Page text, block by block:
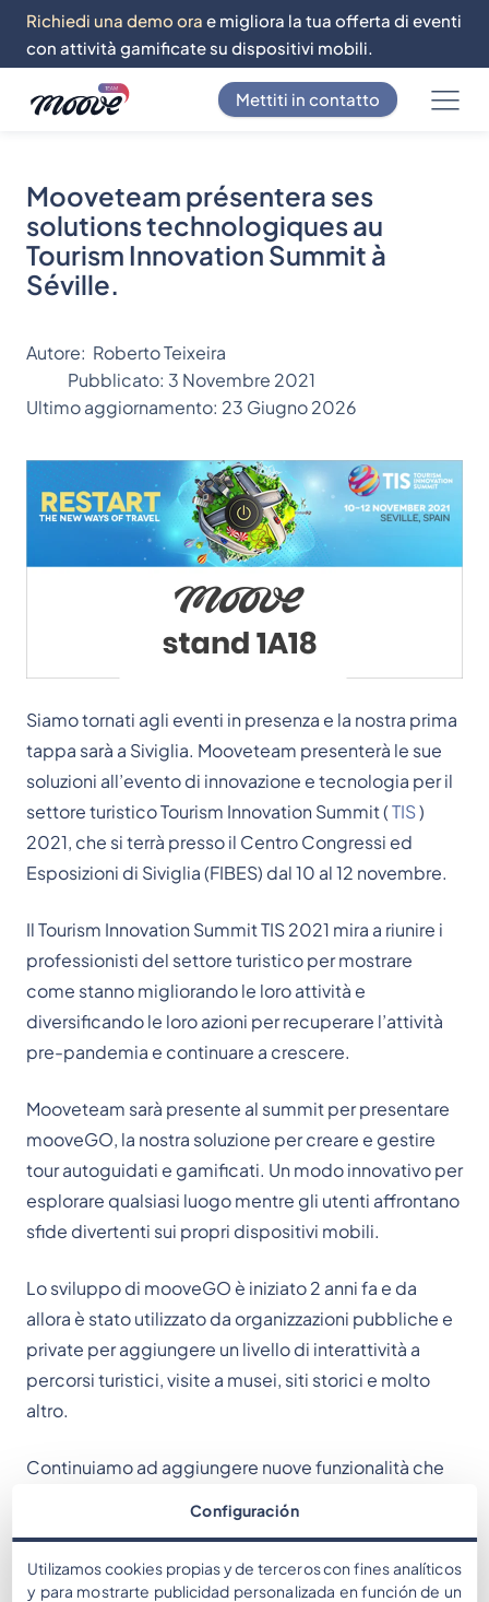
Richiedi una demo ora e migliora la tua offerta di eventi
con attività gamificate su dispositivi mobili.
Mettiti in contatto
Mooveteam présentera ses
solutions technologiques au
Tourism Innovation Summit à
Séville.
Autore: Roberto Teixeira
Pubblicato: 3 Novembre 2021
Ultimo aggiornamento: 23 Giugno 2026
Siamo tornati agli eventi in presenza e la nostra prima
tappa sarà a Siviglia. Mooveteam presenterà le sue
soluzioni all’evento di innovazione e tecnologia per il
settore turistico Tourism Innovation Summit (TIS)
2021, che si terrà presso il Centro Congressi ed
Esposizioni di Siviglia (FIBES) dal 10 al 12 novembre.
Il Tourism Innovation Summit TIS 2021 mira a riunire i
professionisti del settore turistico per mostrare
come stanno migliorando le loro attività e
diversificando le loro azioni per recuperare l’attività
pre-pandemia e continuare a crescere.
Mooveteam sarà presente al summit per presentare
mooveGO, la nostra soluzione per creare e gestire
tour autoguidati e gamificati. Un modo innovativo per
esplorare qualsiasi luogo mentre gli utenti affrontano
sfide divertenti sui propri dispositivi mobili.
Lo sviluppo di mooveGO è iniziato 2 anni fa e da
allora è stato utilizzato da organizzazioni pubbliche e
private per aggiungere un livello di interattività a
percorsi turistici, visite a musei, siti storici e molto
altro.
Continuiamo ad aggiungere nuove funzionalità che
Al TIS, i visitatori del nostro stand potranno provare 2
Configuración
Utilizamos cookies propias y de terceros con fines analíticos
y para mostrarte publicidad personalizada en función de un